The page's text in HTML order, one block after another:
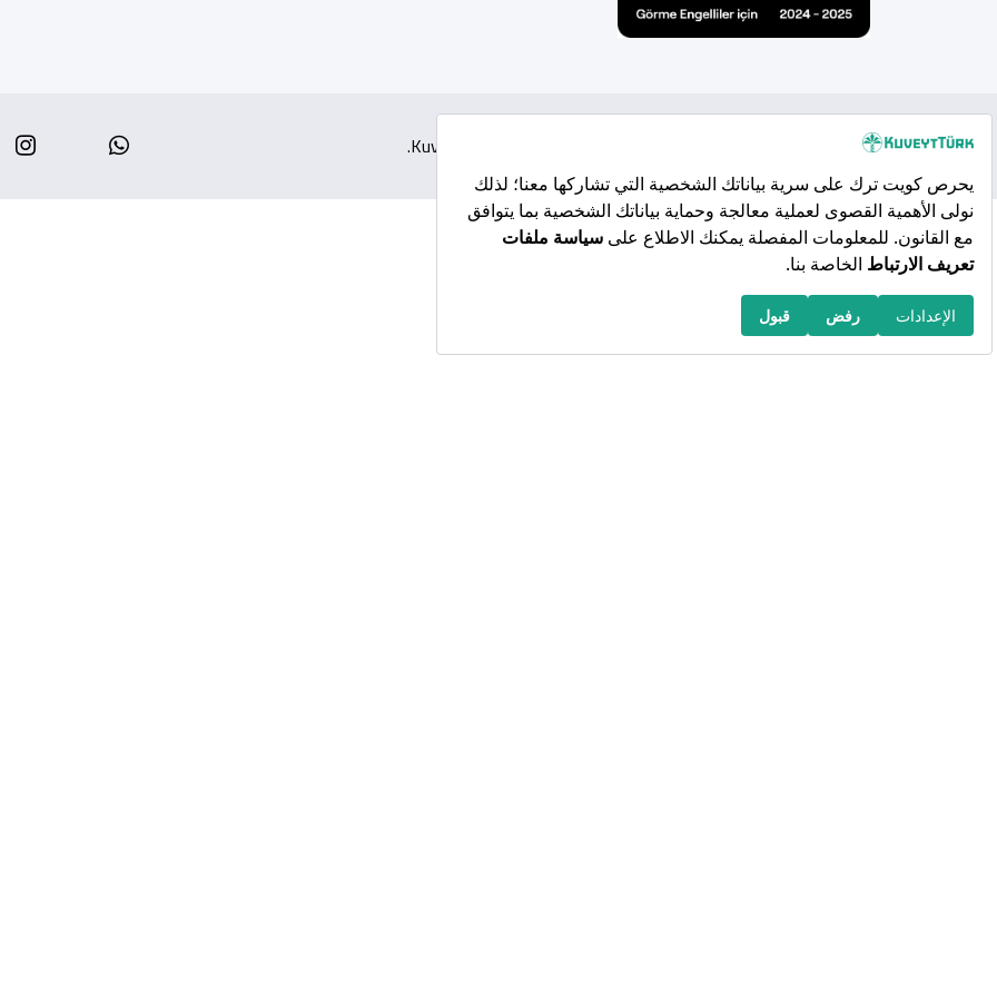
Whatsapp حقوق النشر 2026 محفوظة لـ Kuveyt Türk Katılım Bankası A.Ş.